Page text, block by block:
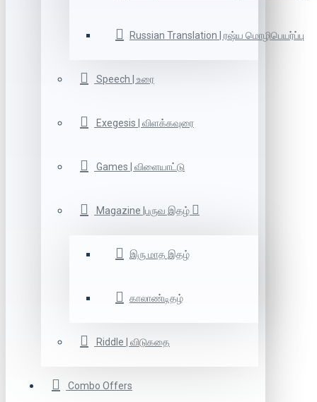
Russian Translation | ரஷ்ய மொழிபெயர்ப்பு
Speech | உரை
Exegesis | விளக்கவுரை
Games | விளையாட்டு
Magazine |பருவ இதழ்
இரு மாத இதழ்
காலாண்டிதழ்
Riddle | விடுகதை
Combo Offers